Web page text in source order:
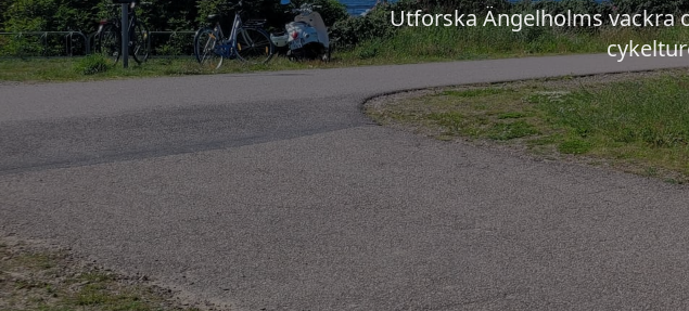
Utforska Ängelholms vackra